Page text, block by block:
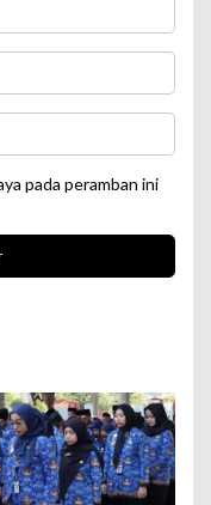
pada peramban ini